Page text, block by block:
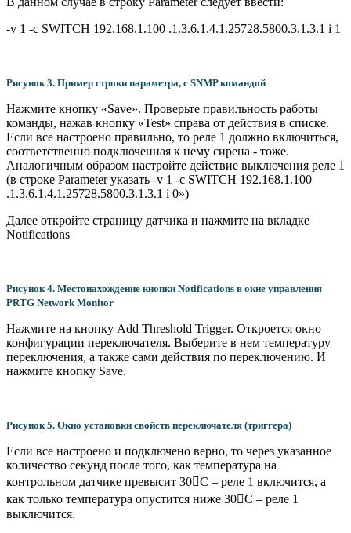
-v 1 -c SWITCH 192.168.1.100 .1.3.6.1.4.1.25728.5800.3.1.3.1 i 1
Рисунок 3. Пример строки параметра, с SNMP командой
Нажмите кнопку «Save». Проверьте правильность работы
команды, нажав кнопку «Test» справа от действия в списке.
Если все настроено правильно, то реле 1 должно включиться,
соответственно подключенная к нему сирена - тоже.
Аналогичным образом настройте действие выключения реле 1
(в строке Parameter указать -v 1 -c SWITCH 192.168.1.100
.1.3.6.1.4.1.25728.5800.3.1.3.1 i 0»)
Далее откройте страницу датчика и нажмите на вкладке
Notifications
Рисунок 4. Местонахождение кнопки Notifications в окне управления
PRTG Network Monitor
Нажмите на кнопку Add Threshold Trigger. Откроется окно
конфигурации переключателя. Выберите в нем температуру
переключения, а также сами действия по переключению. И
нажмите кнопку Save.
Рисунок 5. Окно установки свойств переключателя (триггера)
Если все настроено и подключено верно, то через указанное
количество секунд после того, как температура на
контрольном датчике превысит 30С – реле 1 включится, а
как только температура опустится ниже 30С – реле 1
выключится.